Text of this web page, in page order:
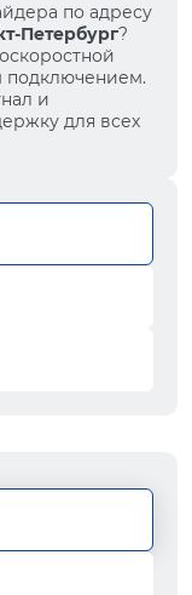
по адресу
Петербург?
подключением.
и
для всех